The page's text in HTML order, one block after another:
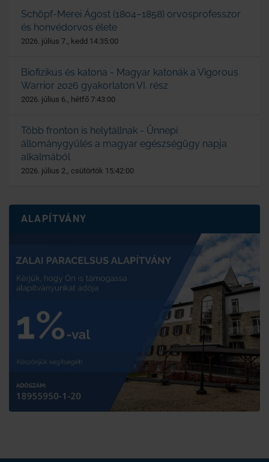
Schöpf-Merei Ágost (1804–1858) orvosprofesszor
és honvédorvos élete
2026. július 7., kedd 14:35:00
Biofizikus és katona - Magyar katonák a Vigorous
Warrior 2026 gyakorlaton VI. rész
2026. július 6., hétfő 7:43:00
Több fronton is helytállnak - Ünnepi
állománygyűlés a magyar egészségügy napja
alkalmából
2026. július 2., csütörtök 15:42:00
ALAPÍTVÁNY